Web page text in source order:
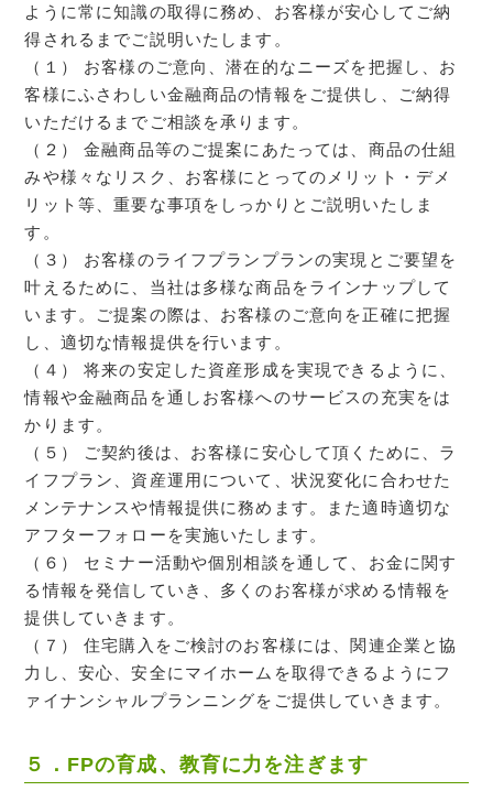
ように常に知識の取得に務め、お客様が安心してご納
得されるまでご説明いたします。
（１） お客様のご意向、潜在的なニーズを把握し、お
客様にふさわしい金融商品の情報をご提供し、ご納得
いただけるまでご相談を承ります。
（２） 金融商品等のご提案にあたっては、商品の仕組
みや様々なリスク、お客様にとってのメリット・デメ
リット等、重要な事項をしっかりとご説明いたしま
す。
（３） お客様のライフプランプランの実現とご要望を
叶えるために、当社は多様な商品をラインナップして
います。ご提案の際は、お客様のご意向を正確に把握
し、適切な情報提供を行います。
（４） 将来の安定した資産形成を実現できるように、
情報や金融商品を通しお客様へのサービスの充実をは
かります。
（５） ご契約後は、お客様に安心して頂くために、ラ
イフプラン、資産運用について、状況変化に合わせた
メンテナンスや情報提供に務めます。また適時適切な
アフターフォローを実施いたします。
（６） セミナー活動や個別相談を通して、お金に関す
る情報を発信していき、多くのお客様が求める情報を
提供していきます。
（７） 住宅購入をご検討のお客様には、関連企業と協
力し、安心、安全にマイホームを取得できるようにフ
ァイナンシャルプランニングをご提供していきます。
５．FPの育成、教育に力を注ぎます